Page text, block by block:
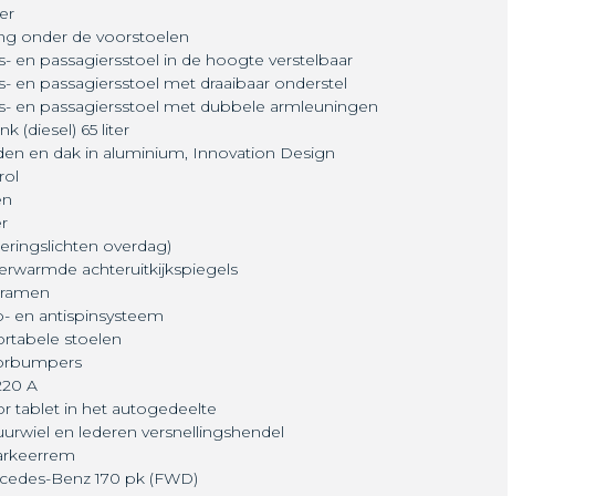
onder de voorstoelen
en passagiersstoel in de hoogte verstelbaar
en passagiersstoel met draaibaar onderstel
en passagiersstoel met dubbele armleuningen
(diesel) 65 liter
en dak in aluminium, Innovation Design
overdag)
achteruitkijkspiegels
en antispinsysteem
stoelen
A
tablet in het autogedeelte
en lederen versnellingshendel
Benz 170 pk (FWD)